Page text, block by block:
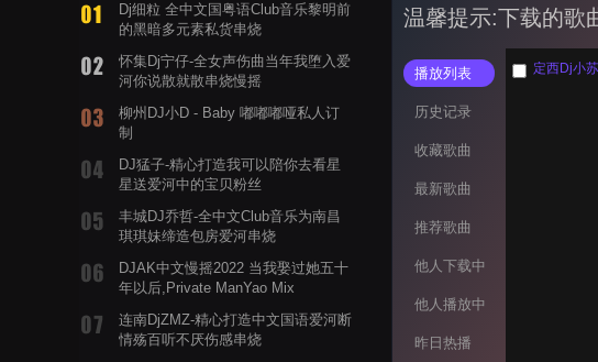
Dj细粒 全中文国粤语Club音乐黎明前
的黑暗多元素私货串烧
怀集Dj宁仔-全女声伤曲当年我堕入爱
河你说散就散串烧慢摇
柳州DJ小D - Baby 嘟嘟嘟哑私人订
制
DJ猛子-精心打造我可以陪你去看星
星送爱河中的宝贝粉丝
丰城DJ乔哲-全中文Club音乐为南昌
琪琪妹缔造包房爱河串烧
DJAK中文慢摇2022 当我娶过她五十
年以后,Private ManYao Mix
连南DjZMZ-精心打造中文国语爱河断
情殇百听不厌伤感串烧
温馨提示:下载的歌
播放列表
历史记录
收藏歌曲
最新歌曲
推荐歌曲
他人下载中
他人播放中
昨日热播
定西Dj小